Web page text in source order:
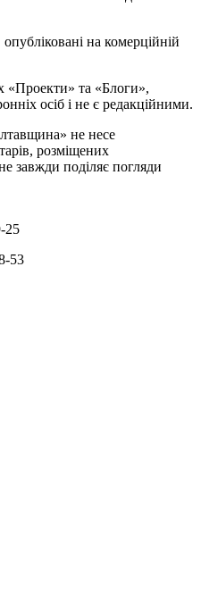
опубліковані на комерційній
«Проекти» та «Блоги»,
осіб і не є редакційними.
не несе
розміщених
завжди поділяє погляди
25
53